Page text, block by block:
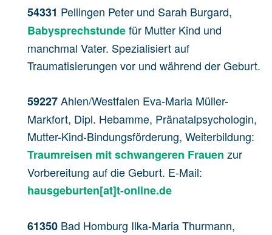
54331 Pellingen Peter und Sarah Burgard,
Babysprechstundefür Mutter Kind und
manchmal Vater. Spezialisiert auf
Traumatisierungen vor und während der Geburt.
59227Ahlen/Westfalen Eva-Maria Müller-
Markfort, Dipl. Hebamme, Pränatalpsychologin,
Mutter-Kind-Bindungsförderung, Weiterbildung:
Traumreisen mit schwangeren Frauen zur
Vorbereitung auf die Geburt. E-Mail:
hausgeburten[at]t-online.de
61350 Bad Homburg Ilka-Maria Thurmann,